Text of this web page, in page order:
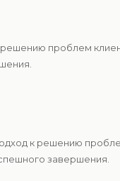
проблем
к решению
завершения.